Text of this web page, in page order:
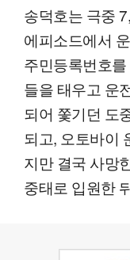
송덕호는 극중
에피소드에서
주민등록번호
들을 태우고 운
되어 쫓기던 도
되고, 오토바이
지만 결국 사망
중태로 입원한